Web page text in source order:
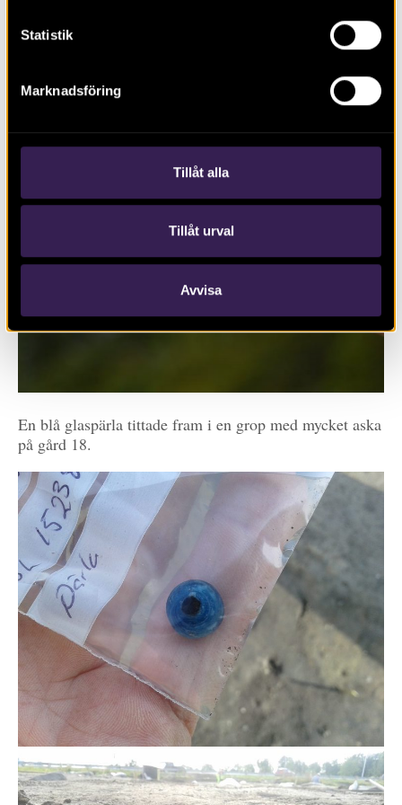
Statistik
Marknadsföring
Tillåt alla
Tillåt urval
Avvisa
En blå glaspärla tittade fram i en grop med mycket aska
på gård 18.